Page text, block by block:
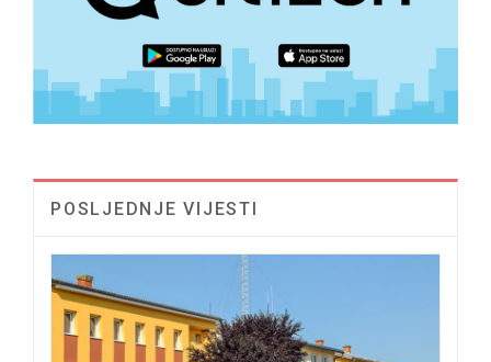
POSLJEDNJE VIJESTI